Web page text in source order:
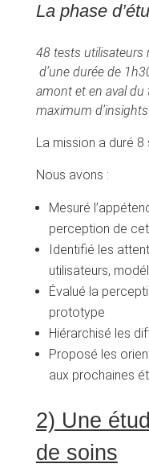
La phase
48 tests utilisateurs
d’une durée de
amont et en aval du
maximum
La mission a duré 8
Nous avons :
Mesuré
perception de
Identifié les
utilisateurs,
Évalué la
prototype
Hiérarchisé les
Proposé les
aux prochaines
2) Une
de soins